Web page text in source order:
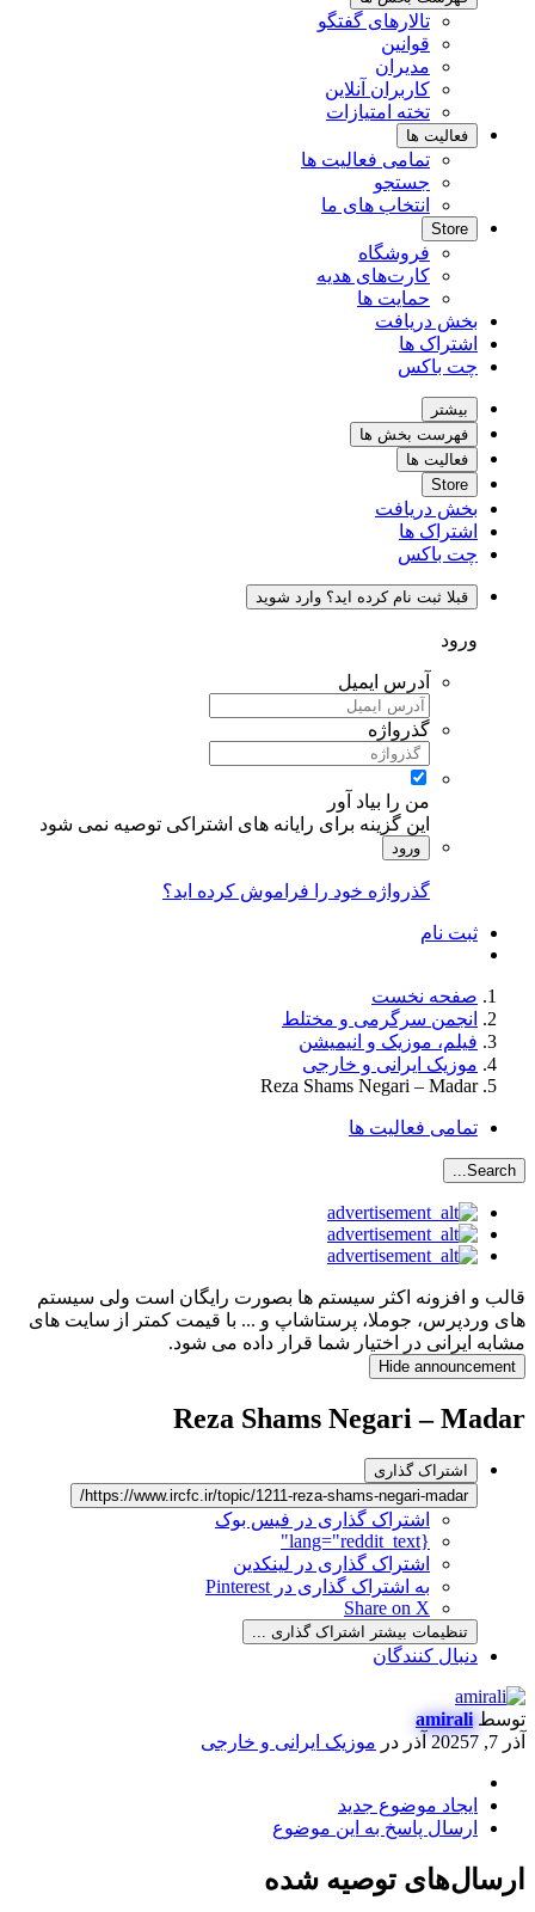
تالارهای گفتگو
قوانین
مدیران
کاربران آنلاین
تخته امتیازات
فعالیت ها
تمامی فعالیت ها
جستجو
انتخاب های ما
Store
فروشگاه
کارت‌های هدیه
حمایت ها
بخش دریافت
اشتراک ها
چت باکس
بیشتر
فهرست بخش ها
فعالیت ها
Store
بخش دریافت
اشتراک ها
چت باکس
قبلا ثبت نام کرده اید؟ وارد شوید
ورود
آدرس ایمیل
گذرواژه
من را بیاد آور
این گزینه برای رایانه های اشتراکی توصیه نمی شود
ورود
گذرواژه خود را فراموش کرده اید؟
ثبت نام
صفحه نخست
انجمن سرگرمی و مختلط
فیلم، موزیک و انیمیشن
موزیک ایرانی و خارجی
Reza Shams Negari – Madar
تمامی فعالیت ها
Search...
قالب و افزونه اکثر سیستم ها بصورت رایگان است ولی سیستم
های وردپرس، جوملا، پرستاشاپ و ... با قیمت کمتر از سایت های
مشابه ایرانی در اختیار شما قرار داده می شود.
Hide announcement
Reza Shams Negari – Madar
اشتراک گذاری
https://www.ircfc.ir/topic/1211-reza-shams-negari-madar/
اشتراک گذاری در فیس بوک
{lang="reddit_text"
اشتراک گذاری در لینکدین
به اشتراک گذاری در Pinterest
Share on X
تنظیمات بیشتر اشتراک گذاری ...
دنبال کنندگان
توسطamirali
آذر 7, 2025
7 آذر در موزیک ایرانی و خارجی
ایجاد موضوع جدید
ارسال پاسخ به این موضوع
ارسال‌های توصیه شده